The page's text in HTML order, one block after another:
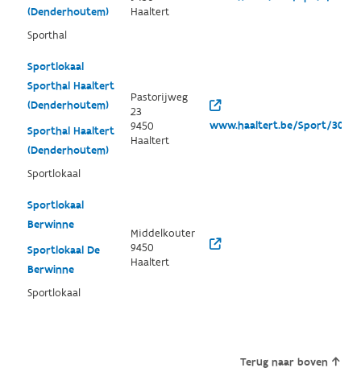
(Denderhoutem)
Sporthal
Haaltert
Sportlokaal
Sporthal Haaltert
(Denderhoutem)
Sporthal Haaltert
(Denderhoutem)
Sportlokaal
Pastorijweg
23
9450
Haaltert
www.haaltert.be/Sport/3038/
Sportlokaal
Berwinne
Sportlokaal De
Berwinne
Sportlokaal
Middelkouter
9450
Haaltert
Terug naar boven